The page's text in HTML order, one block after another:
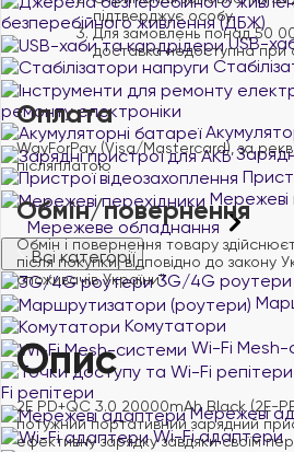
безперебійного живлення (ДБЖ)
USB-
ремонту електроніки
Мережеві
Мережеве обладнання
Всі категорії
3G/4G роутери
Комутатори
Wi-Fi Mesh-
Fi репітери
Мережеві
Wi-Fi адаптери
підтверджує особу.
Для замовлень понад 50
доставка недоступна при
Оплата
WayForPay (Visa/Mastercard), за
післяплатою
Обмін/повернення
Обмін і повернення товару
після покупки, відповідно до закону
споживачів України".
Опис
2E PD+QC 3.0 20000mAh Black (2E-
потужний портативний зарядний
ефективну зарядку завдяки своїм